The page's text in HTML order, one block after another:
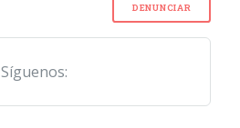
DENUNCIAR
Síguenos: